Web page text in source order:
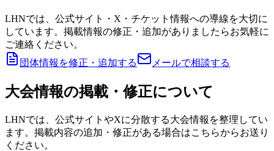
LHNでは、公式サイト・X・チケット情報への導線を大切に
しています。掲載情報の修正・追加がありましたらお気軽に
ご連絡ください。
団体情報を修正・追加する
メールで相談する
大会情報の掲載・修正について
LHNでは、公式サイトやXに分散する大会情報を整理してい
ます。掲載内容の追加・修正がある場合はこちらからお送り
ください。